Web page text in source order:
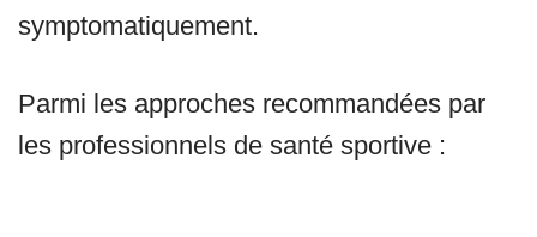
symptomatiquement.
Parmi les approches recommandées par
les professionnels de santé sportive :